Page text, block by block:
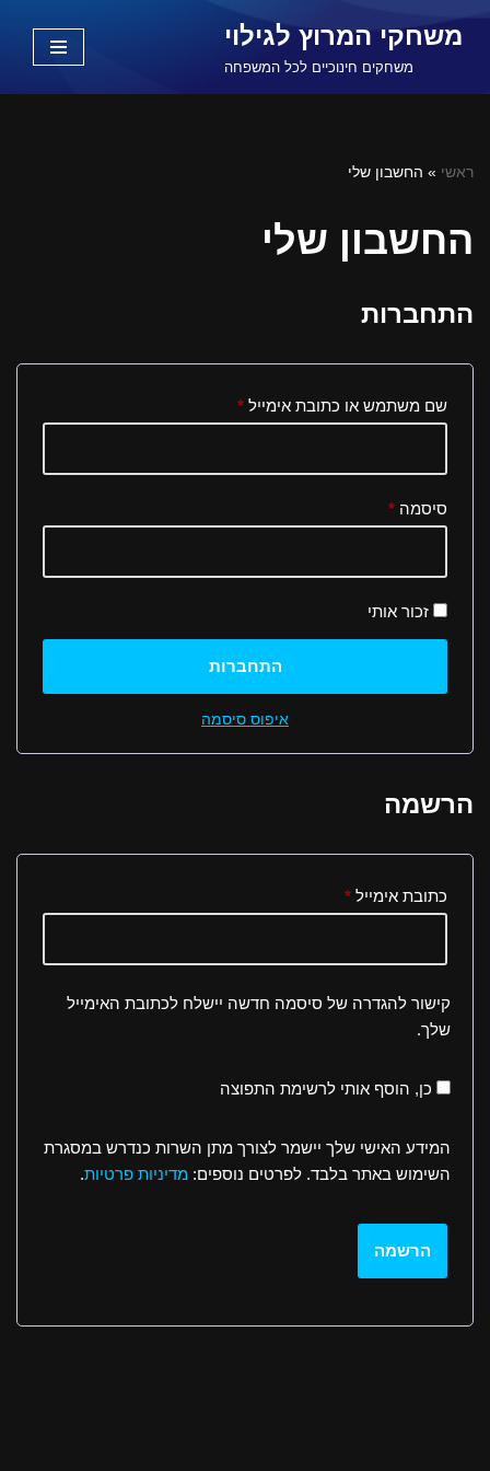
משחקי המרוץ לגילוי
משחקים חינוכיים לכל המשפחה
ראשי » החשבון שלי
החשבון שלי
התחברות
שם משתמש או כתובת אימייל *
סיסמה *
זכור אותי
התחברות
איפוס סיסמה
הרשמה
כתובת אימייל *
קישור להגדרה של סיסמה חדשה יישלח לכתובת האימייל
שלך.
כן, הוסף אותי לרשימת התפוצה
המידע האישי שלך יישמר לצורך מתן השרות כנדרש במסגרת
השימוש באתר בלבד. לפרטים נוספים: מדיניות פרטיות.
הרשמה